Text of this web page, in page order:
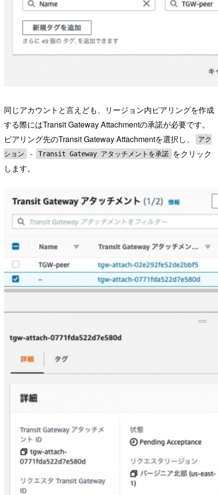
同じアカウントと言えども、リージョン内ピアリングを作成
する際にはTransit Gateway Attachmentの承諾が必要です。
ピアリング先のTransit Gateway Attachmentを選択し、
アク
ション
- Transit Gateway アタッチメントを承諾
をクリック
します。